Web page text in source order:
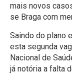
mais novos
se Braga com
Saindo do plano
esta segunda
Nacional de
já notória a falta